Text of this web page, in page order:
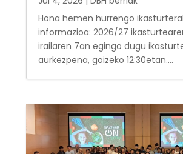
Hona hemen hurrengo
informazioa: 2026/27
irailaren 7an egingo dugu
aurkezpena, goizeko 12:30etan....